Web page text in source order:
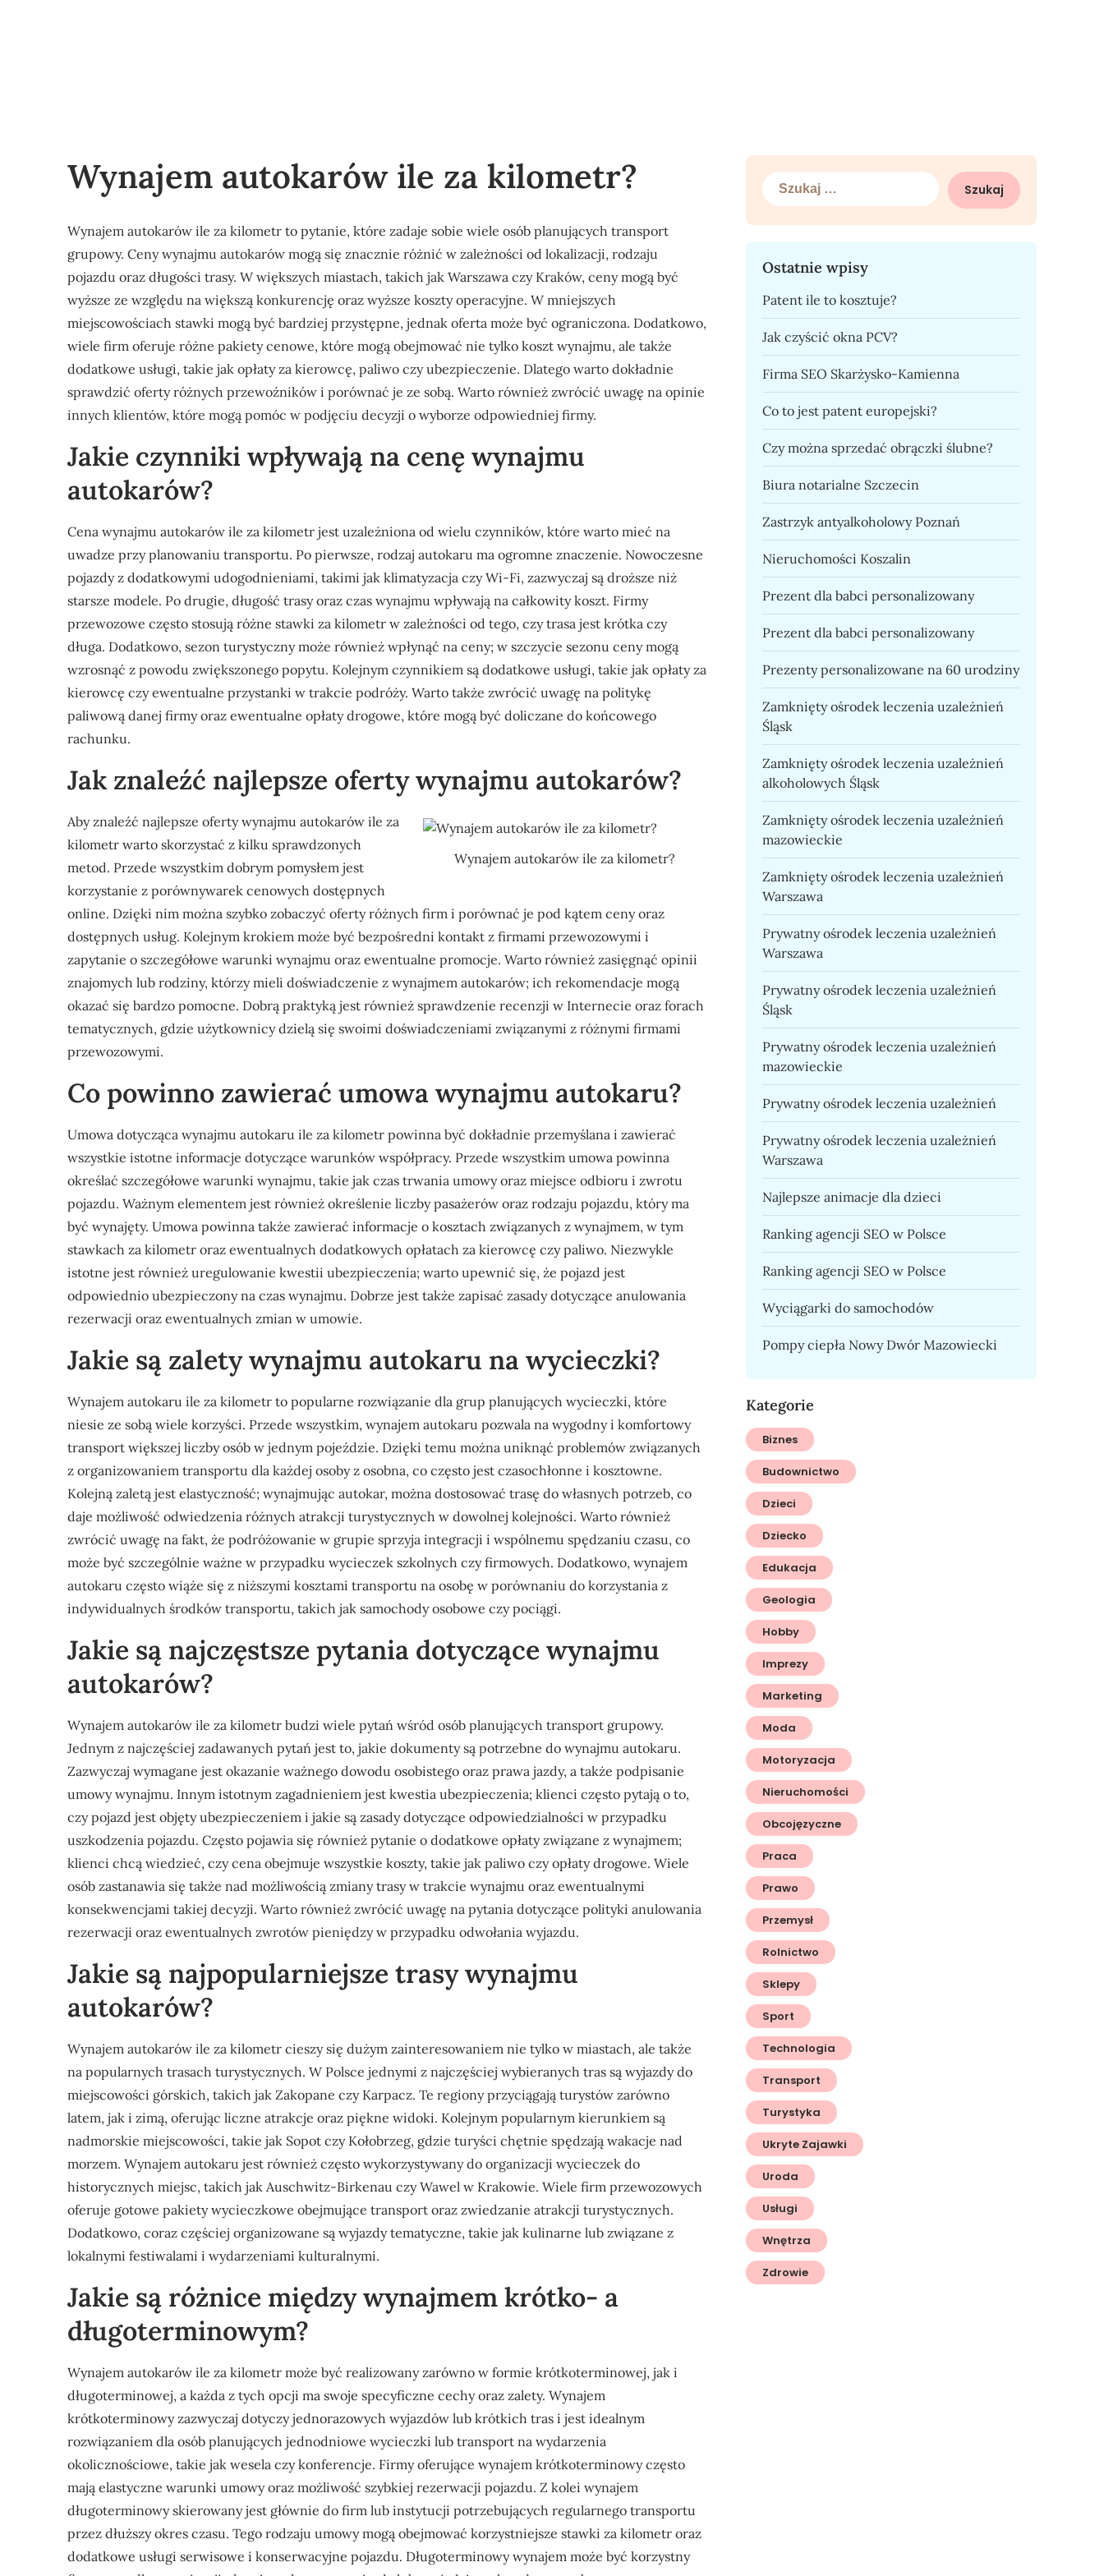
Wynajem autokarów ile za kilometr?
Wynajem autokarów ile za kilometr to pytanie, które zadaje sobie wiele osób planujących transport
grupowy. Ceny wynajmu autokarów mogą się znacznie różnić w zależności od lokalizacji, rodzaju
pojazdu oraz długości trasy. W większych miastach, takich jak Warszawa czy Kraków, ceny mogą być
wyższe ze względu na większą konkurencję oraz wyższe koszty operacyjne. W mniejszych
miejscowościach stawki mogą być bardziej przystępne, jednak oferta może być ograniczona. Dodatkowo,
wiele firm oferuje różne pakiety cenowe, które mogą obejmować nie tylko koszt wynajmu, ale także
dodatkowe usługi, takie jak opłaty za kierowcę, paliwo czy ubezpieczenie. Dlatego warto dokładnie
sprawdzić oferty różnych przewoźników i porównać je ze sobą. Warto również zwrócić uwagę na opinie
innych klientów, które mogą pomóc w podjęciu decyzji o wyborze odpowiedniej firmy.
Jakie czynniki wpływają na cenę wynajmu
autokarów?
Cena wynajmu autokarów ile za kilometr jest uzależniona od wielu czynników, które warto mieć na
uwadze przy planowaniu transportu. Po pierwsze, rodzaj autokaru ma ogromne znaczenie. Nowoczesne
pojazdy z dodatkowymi udogodnieniami, takimi jak klimatyzacja czy Wi-Fi, zazwyczaj są droższe niż
starsze modele. Po drugie, długość trasy oraz czas wynajmu wpływają na całkowity koszt. Firmy
przewozowe często stosują różne stawki za kilometr w zależności od tego, czy trasa jest krótka czy
długa. Dodatkowo, sezon turystyczny może również wpłynąć na ceny; w szczycie sezonu ceny mogą
wzrosnąć z powodu zwiększonego popytu. Kolejnym czynnikiem są dodatkowe usługi, takie jak opłaty za
kierowcę czy ewentualne przystanki w trakcie podróży. Warto także zwrócić uwagę na politykę
paliwową danej firmy oraz ewentualne opłaty drogowe, które mogą być doliczane do końcowego
rachunku.
Jak znaleźć najlepsze oferty wynajmu autokarów?
Wynajem autokarów ile za kilometr?
Aby znaleźć najlepsze oferty wynajmu autokarów ile za
kilometr warto skorzystać z kilku sprawdzonych
metod. Przede wszystkim dobrym pomysłem jest
korzystanie z porównywarek cenowych dostępnych
online. Dzięki nim można szybko zobaczyć oferty różnych firm i porównać je pod kątem ceny oraz
dostępnych usług. Kolejnym krokiem może być bezpośredni kontakt z firmami przewozowymi i
zapytanie o szczegółowe warunki wynajmu oraz ewentualne promocje. Warto również zasięgnąć opinii
znajomych lub rodziny, którzy mieli doświadczenie z wynajmem autokarów; ich rekomendacje mogą
okazać się bardzo pomocne. Dobrą praktyką jest również sprawdzenie recenzji w Internecie oraz forach
tematycznych, gdzie użytkownicy dzielą się swoimi doświadczeniami związanymi z różnymi firmami
przewozowymi.
Co powinno zawierać umowa wynajmu autokaru?
Umowa dotycząca wynajmu autokaru ile za kilometr powinna być dokładnie przemyślana i zawierać
wszystkie istotne informacje dotyczące warunków współpracy. Przede wszystkim umowa powinna
określać szczegółowe warunki wynajmu, takie jak czas trwania umowy oraz miejsce odbioru i zwrotu
pojazdu. Ważnym elementem jest również określenie liczby pasażerów oraz rodzaju pojazdu, który ma
być wynajęty. Umowa powinna także zawierać informacje o kosztach związanych z wynajmem, w tym
stawkach za kilometr oraz ewentualnych dodatkowych opłatach za kierowcę czy paliwo. Niezwykle
istotne jest również uregulowanie kwestii ubezpieczenia; warto upewnić się, że pojazd jest
odpowiednio ubezpieczony na czas wynajmu. Dobrze jest także zapisać zasady dotyczące anulowania
rezerwacji oraz ewentualnych zmian w umowie.
Jakie są zalety wynajmu autokaru na wycieczki?
Wynajem autokaru ile za kilometr to popularne rozwiązanie dla grup planujących wycieczki, które
niesie ze sobą wiele korzyści. Przede wszystkim, wynajem autokaru pozwala na wygodny i komfortowy
transport większej liczby osób w jednym pojeździe. Dzięki temu można uniknąć problemów związanych
z organizowaniem transportu dla każdej osoby z osobna, co często jest czasochłonne i kosztowne.
Kolejną zaletą jest elastyczność; wynajmując autokar, można dostosować trasę do własnych potrzeb, co
daje możliwość odwiedzenia różnych atrakcji turystycznych w dowolnej kolejności. Warto również
zwrócić uwagę na fakt, że podróżowanie w grupie sprzyja integracji i wspólnemu spędzaniu czasu, co
może być szczególnie ważne w przypadku wycieczek szkolnych czy firmowych. Dodatkowo, wynajem
autokaru często wiąże się z niższymi kosztami transportu na osobę w porównaniu do korzystania z
indywidualnych środków transportu, takich jak samochody osobowe czy pociągi.
Jakie są najczęstsze pytania dotyczące wynajmu
autokarów?
Wynajem autokarów ile za kilometr budzi wiele pytań wśród osób planujących transport grupowy.
Jednym z najczęściej zadawanych pytań jest to, jakie dokumenty są potrzebne do wynajmu autokaru.
Zazwyczaj wymagane jest okazanie ważnego dowodu osobistego oraz prawa jazdy, a także podpisanie
umowy wynajmu. Innym istotnym zagadnieniem jest kwestia ubezpieczenia; klienci często pytają o to,
czy pojazd jest objęty ubezpieczeniem i jakie są zasady dotyczące odpowiedzialności w przypadku
uszkodzenia pojazdu. Często pojawia się również pytanie o dodatkowe opłaty związane z wynajmem;
klienci chcą wiedzieć, czy cena obejmuje wszystkie koszty, takie jak paliwo czy opłaty drogowe. Wiele
osób zastanawia się także nad możliwością zmiany trasy w trakcie wynajmu oraz ewentualnymi
konsekwencjami takiej decyzji. Warto również zwrócić uwagę na pytania dotyczące polityki anulowania
rezerwacji oraz ewentualnych zwrotów pieniędzy w przypadku odwołania wyjazdu.
Jakie są najpopularniejsze trasy wynajmu
autokarów?
Wynajem autokarów ile za kilometr cieszy się dużym zainteresowaniem nie tylko w miastach, ale także
na popularnych trasach turystycznych. W Polsce jednymi z najczęściej wybieranych tras są wyjazdy do
miejscowości górskich, takich jak Zakopane czy Karpacz. Te regiony przyciągają turystów zarówno
latem, jak i zimą, oferując liczne atrakcje oraz piękne widoki. Kolejnym popularnym kierunkiem są
nadmorskie miejscowości, takie jak Sopot czy Kołobrzeg, gdzie turyści chętnie spędzają wakacje nad
morzem. Wynajem autokaru jest również często wykorzystywany do organizacji wycieczek do
historycznych miejsc, takich jak Auschwitz-Birkenau czy Wawel w Krakowie. Wiele firm przewozowych
oferuje gotowe pakiety wycieczkowe obejmujące transport oraz zwiedzanie atrakcji turystycznych.
Dodatkowo, coraz częściej organizowane są wyjazdy tematyczne, takie jak kulinarne lub związane z
lokalnymi festiwalami i wydarzeniami kulturalnymi.
Jakie są różnice między wynajmem krótko- a
długoterminowym?
Wynajem autokarów ile za kilometr może być realizowany zarówno w formie krótkoterminowej, jak i
długoterminowej, a każda z tych opcji ma swoje specyficzne cechy oraz zalety. Wynajem
krótkoterminowy zazwyczaj dotyczy jednorazowych wyjazdów lub krótkich tras i jest idealnym
rozwiązaniem dla osób planujących jednodniowe wycieczki lub transport na wydarzenia
okolicznościowe, takie jak wesela czy konferencje. Firmy oferujące wynajem krótkoterminowy często
mają elastyczne warunki umowy oraz możliwość szybkiej rezerwacji pojazdu. Z kolei wynajem
długoterminowy skierowany jest głównie do firm lub instytucji potrzebujących regularnego transportu
przez dłuższy okres czasu. Tego rodzaju umowy mogą obejmować korzystniejsze stawki za kilometr oraz
dodatkowe usługi serwisowe i konserwacyjne pojazdu. Długoterminowy wynajem może być korzystny
Szukaj:
Ostatnie wpisy
Patent ile to kosztuje?
Jak czyścić okna PCV?
Firma SEO Skarżysko-Kamienna
Co to jest patent europejski?
Czy można sprzedać obrączki ślubne?
Biura notarialne Szczecin
Zastrzyk antyalkoholowy Poznań
Nieruchomości Koszalin
Prezent dla babci personalizowany
Prezent dla babci personalizowany
Prezenty personalizowane na 60 urodziny
Zamknięty ośrodek leczenia uzależnień
Śląsk
Zamknięty ośrodek leczenia uzależnień
alkoholowych Śląsk
Zamknięty ośrodek leczenia uzależnień
mazowieckie
Zamknięty ośrodek leczenia uzależnień
Warszawa
Prywatny ośrodek leczenia uzależnień
Warszawa
Prywatny ośrodek leczenia uzależnień
Śląsk
Prywatny ośrodek leczenia uzależnień
mazowieckie
Prywatny ośrodek leczenia uzależnień
Prywatny ośrodek leczenia uzależnień
Warszawa
Najlepsze animacje dla dzieci
Ranking agencji SEO w Polsce
Ranking agencji SEO w Polsce
Wyciągarki do samochodów
Pompy ciepła Nowy Dwór Mazowiecki
Kategorie
Biznes
Budownictwo
Dzieci
Dziecko
Edukacja
Geologia
Hobby
Imprezy
Marketing
Moda
Motoryzacja
Nieruchomości
Obcojęzyczne
Praca
Prawo
Przemysł
Rolnictwo
Sklepy
Sport
Technologia
Transport
Turystyka
Ukryte Zajawki
Uroda
Usługi
Wnętrza
Zdrowie